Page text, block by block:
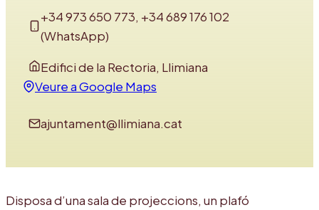
+34 973 650 773, +34 689 176 102
(WhatsApp)
Edifici de la Rectoria, Llimiana
Veure a Google Maps
ajuntament@llimiana.cat
Disposa d’una sala de projeccions, un plafó